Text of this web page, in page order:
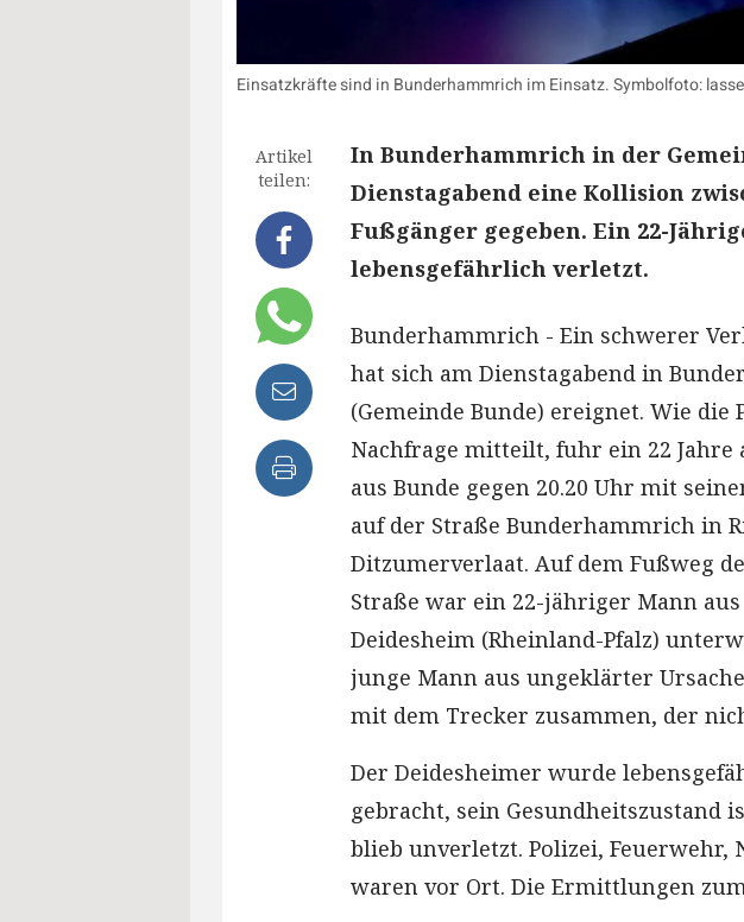
Einsatzkräfte sind in Bunderhammrich im Einsatz. Symbolfoto:
Artikel
teilen:
In Bunderhammrich in der
Dienstagabend eine Kollision
Fußgänger gegeben. Ein 22-
lebensgefährlich verletzt.
Bunderhammrich - Ein schwerer
hat sich am Dienstagabend in
(Gemeinde Bunde) ereignet. Wie die
Nachfrage mitteilt, fuhr ein 22 Jahre
aus Bunde gegen 20.20 Uhr mit
auf der Straße Bunderhammrich in
Ditzumerverlaat. Auf dem Fußweg
Straße war ein 22-jähriger Mann aus
Deidesheim (Rheinland-Pfalz)
junge Mann aus ungeklärter
mit dem Trecker zusammen, der
Der Deidesheimer wurde
gebracht, sein
blieb unverletzt. Polizei,
waren vor Ort. Die Ermittlungen